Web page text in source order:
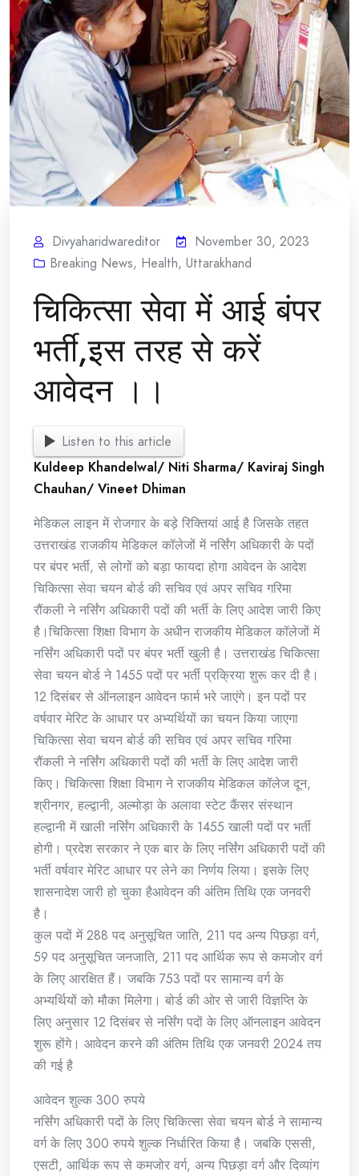
Divyaharidwareditor
November 30, 2023
Breaking News, Health, Uttarakhand
चिकित्सा सेवा में आई बंपर
भर्ती,इस तरह से करें
आवेदन ।।
Listen to this article
Kuldeep Khandelwal/ Niti Sharma/ Kaviraj Singh
Chauhan/ Vineet Dhiman
मेडिकल लाइन में रोजगार के बड़े रिक्तियां आई है जिसके तहत
उत्तराखंड राजकीय मेडिकल कॉलेजों में नर्सिंग अधिकारी के पदों
पर बंपर भर्ती, से लोगों को बड़ा फायदा होगा आवेदन के आदेश
चिकित्सा सेवा चयन बोर्ड की सचिव एवं अपर सचिव गरिमा
रौंकली ने नर्सिंग अधिकारी पदों की भर्ती के लिए आदेश जारी किए
है।चिकित्सा शिक्षा विभाग के अधीन राजकीय मेडिकल कॉलेजों में
नर्सिंग अधिकारी पदों पर बंपर भर्ती खुली है। उत्तराखंड चिकित्सा
सेवा चयन बोर्ड ने 1455 पदों पर भर्ती प्रक्रिया शुरू कर दी है।
12 दिसंबर से ऑनलाइन आवेदन फार्म भरे जाएंगे। इन पदों पर
वर्षवार मेरिट के आधार पर अभ्यर्थियों का चयन किया जाएगा
चिकित्सा सेवा चयन बोर्ड की सचिव एवं अपर सचिव गरिमा
रौंकली ने नर्सिंग अधिकारी पदों की भर्ती के लिए आदेश जारी
किए। चिकित्सा शिक्षा विभाग ने राजकीय मेडिकल कॉलेज दून,
श्रीनगर, हल्द्वानी, अल्मोड़ा के अलावा स्टेट कैंसर संस्थान
हल्द्वानी में खाली नर्सिंग अधिकारी के 1455 खाली पदों पर भर्ती
होगी। प्रदेश सरकार ने एक बार के लिए नर्सिंग अधिकारी पदों की
भर्ती वर्षवार मेरिट आधार पर लेने का निर्णय लिया। इसके लिए
शासनादेश जारी हो चुका हैआवेदन की अंतिम तिथि एक जनवरी
है।
कुल पदों में 288 पद अनुसूचित जाति, 211 पद अन्य पिछड़ा वर्ग,
59 पद अनुसूचित जनजाति, 211 पद आर्थिक रूप से कमजोर वर्ग
के लिए आरक्षित हैं। जबकि 753 पदों पर सामान्य वर्ग के
अभ्यर्थियों को मौका मिलेगा। बोर्ड की ओर से जारी विज्ञप्ति के
लिए अनुसार 12 दिसंबर से नर्सिंग पदों के लिए ऑनलाइन आवेदन
शुरू होंगे। आवेदन करने की अंतिम तिथि एक जनवरी 2024 तय
की गई है
आवेदन शुल्क 300 रुपये
नर्सिंग अधिकारी पदों के लिए चिकित्सा सेवा चयन बोर्ड ने सामान्य
वर्ग के लिए 300 रुपये शुल्क निर्धारित किया है। जबकि एससी,
एसटी, आर्थिक रूप से कमजोर वर्ग, अन्य पिछड़ा वर्ग और दिव्यांग